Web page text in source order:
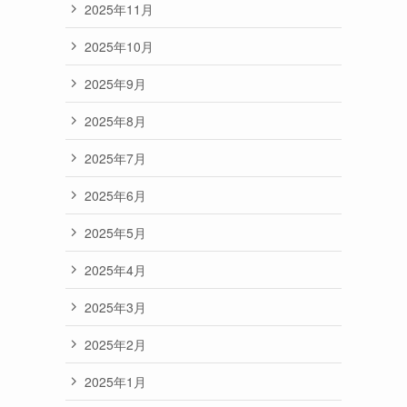
2025年11月
2025年10月
2025年9月
2025年8月
2025年7月
2025年6月
2025年5月
2025年4月
2025年3月
2025年2月
2025年1月